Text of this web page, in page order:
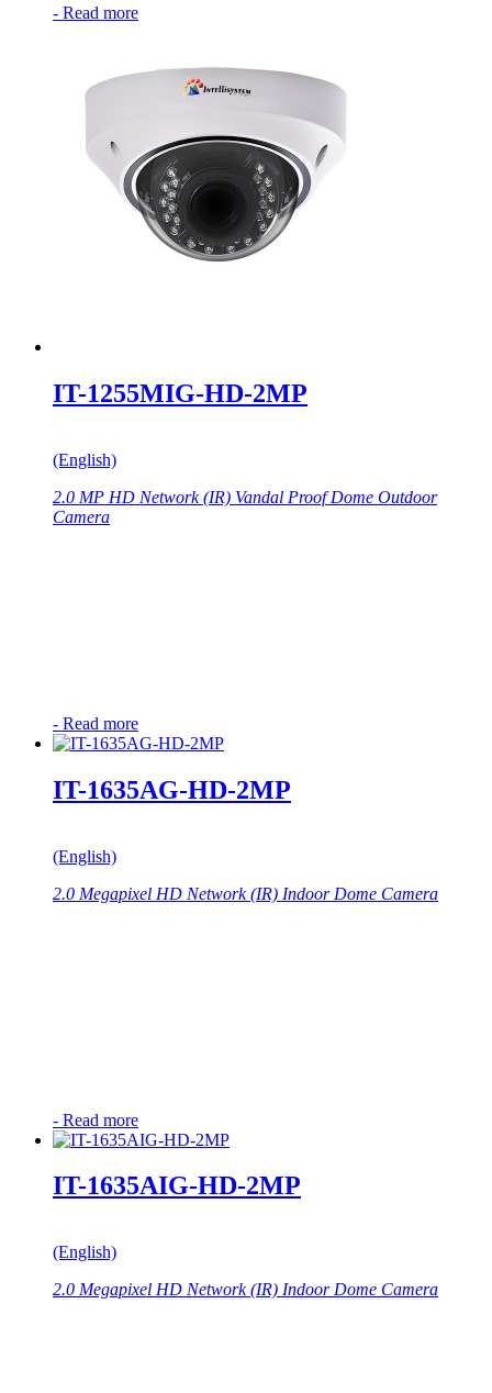
- Read more
IT-1255MIG-HD-2MP
(English)
2.0 MP HD Network (IR) Vandal Proof Dome Outdoor
Camera
- Read more
IT-1635AG-HD-2MP
(English)
2.0 Megapixel HD Network (IR) Indoor Dome Camera
- Read more
IT-1635AIG-HD-2MP
(English)
2.0 Megapixel HD Network (IR) Indoor Dome Camera